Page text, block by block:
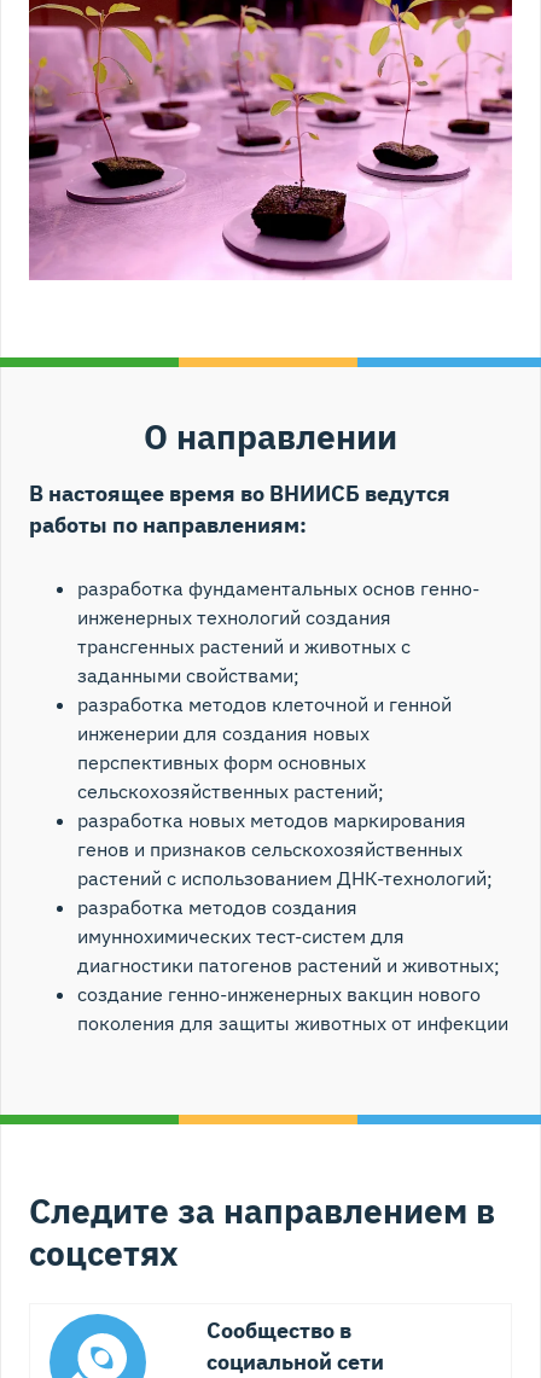
О направлении
В настоящее время во ВНИИСБ ведутся
работы по направлениям:
разработка фундаментальных основ генно-
инженерных технологий создания
трансгенных растений и животных с
заданными свойствами;
разработка методов клеточной и генной
инженерии для создания новых
перспективных форм основных
сельскохозяйственных растений;
разработка новых методов маркирования
генов и признаков сельскохозяйственных
растений с использованием ДНК-технологий;
разработка методов создания
имуннохимических тест-систем для
диагностики патогенов растений и животных;
создание генно-инженерных вакцин нового
поколения для защиты животных от инфекции
Следите за направлением в
соцсетях
Сообщество в
социальной сети